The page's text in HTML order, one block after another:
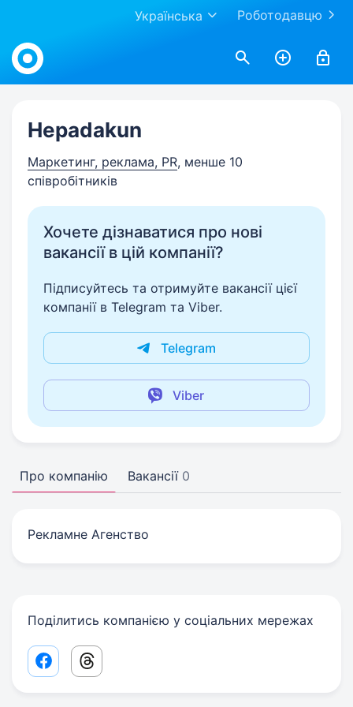
Роботодавцю
Українська
Work.ua
Hepadakun
Маркетинг, реклама, PR, менше 10
співробітників
Хочете дізнаватися про нові
вакансії в цій компанії?
Підписуйтесь та отримуйте вакансії цієї
компанії в Telegram та Viber.
Telegram
Viber
Про компанію Вакансії 0
Рекламне Агенство
Поділитись компанією у соціальних мережах
Facebook share link
Threads share link